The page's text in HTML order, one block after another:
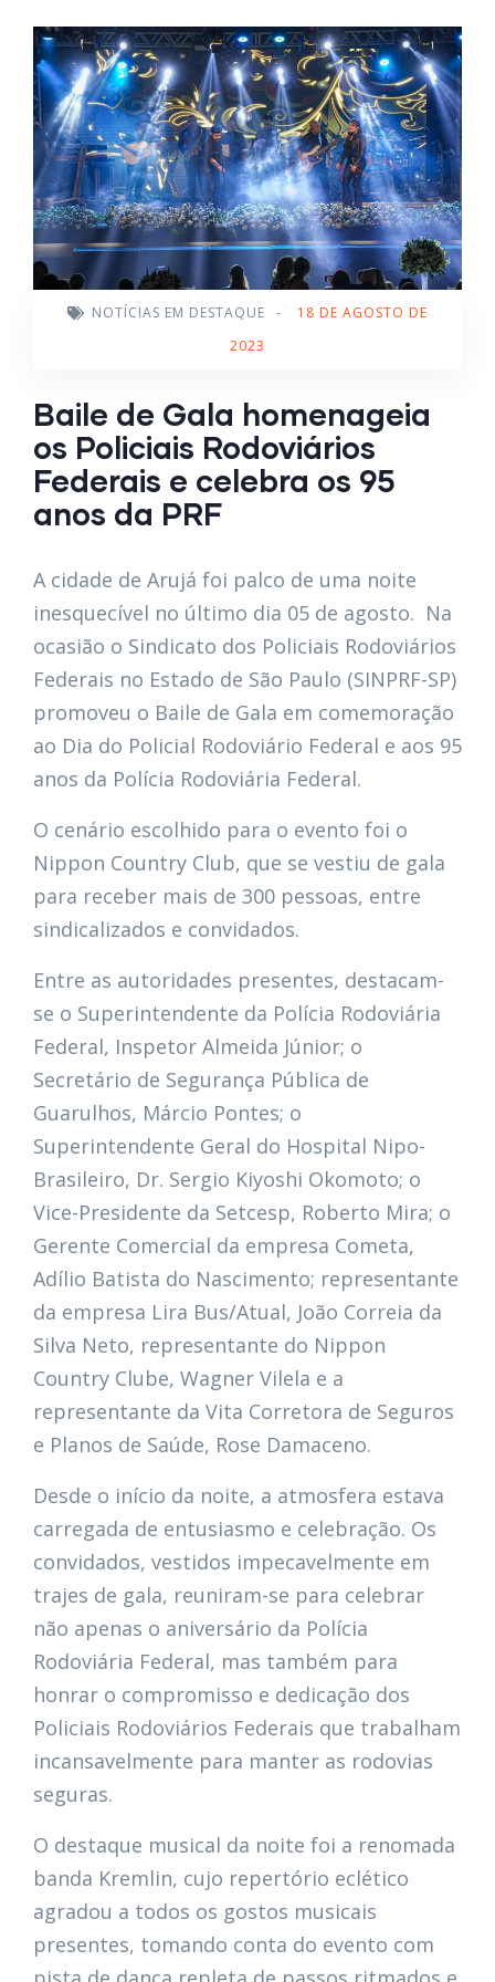
NOTÍCIAS EM DESTAQUE -
18 DE AGOSTO DE
2023
Baile de Gala homenageia
os Policiais Rodoviários
Federais e celebra os 95
anos da PRF
A cidade de Arujá foi palco de uma noite
inesquecível no último dia 05 de agosto. Na
ocasião o Sindicato dos Policiais Rodoviários
Federais no Estado de São Paulo (SINPRF-SP)
promoveu o Baile de Gala em comemoração
ao Dia do Policial Rodoviário Federal e aos 95
anos da Polícia Rodoviária Federal.
O cenário escolhido para o evento foi o
Nippon Country Club, que se vestiu de gala
para receber mais de 300 pessoas, entre
sindicalizados e convidados.
Entre as autoridades presentes, destacam-
se o Superintendente da Polícia Rodoviária
Federal, Inspetor Almeida Júnior; o
Secretário de Segurança Pública de
Guarulhos, Márcio Pontes; o
Superintendente Geral do Hospital Nipo-
Brasileiro, Dr. Sergio Kiyoshi Okomoto; o
Vice-Presidente da Setcesp, Roberto Mira; o
Gerente Comercial da empresa Cometa,
Adílio Batista do Nascimento; representante
da empresa Lira Bus/Atual, João Correia da
Silva Neto, representante do Nippon
Country Clube, Wagner Vilela e a
representante da Vita Corretora de Seguros
e Planos de Saúde, Rose Damaceno.
Desde o início da noite, a atmosfera estava
carregada de entusiasmo e celebração. Os
convidados, vestidos impecavelmente em
trajes de gala, reuniram-se para celebrar
não apenas o aniversário da Polícia
Rodoviária Federal, mas também para
honrar o compromisso e dedicação dos
Policiais Rodoviários Federais que trabalham
incansavelmente para manter as rodovias
seguras.
O destaque musical da noite foi a renomada
banda Kremlin, cujo repertório eclético
agradou a todos os gostos musicais
presentes, tomando conta do evento com